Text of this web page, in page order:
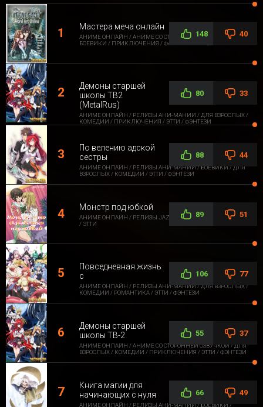
Мастера меча онлайн
АНИМЕ ОНЛАЙН / АНИМЕ СО СТОРОННЕЙ ОЗВУЧКОЙ /
БОЕВИКИ / ПРИКЛЮЧЕНИЯ / ФАНТАСТИКА / ФЭНТЕЗИ
148 40
Демоны старшей
школы ТВ2
(MetalRus)
АНИМЕ ОНЛАЙН / РЕЛИЗЫ АНИ-МАНИИ / ДЛЯ ВЗРОСЛЫХ /
КОМЕДИИ / ПРИКЛЮЧЕНИЯ / ЭТТИ / ФЭНТЕЗИ
80 33
По велению адской
сестры
АНИМЕ ОНЛАЙН / РЕЛИЗЫ АНИ-МАНИИ / БОЕВИКИ / ДЛЯ
ВЗРОСЛЫХ / КОМЕДИИ / ЭТТИ / ФЭНТЕЗИ
88 44
Монстр под юбкой
АНИМЕ ОНЛАЙН / РЕЛИЗЫ JAZZWAY ANIME / ДЛЯ ВЗРОСЛЫХ
/ ЭТТИ
89 51
Повседневная жизнь
с
АНИМЕ ОНЛАЙН / РЕЛИЗЫ АНИ-МАНИИ / ДЛЯ ВЗРОСЛЫХ /
КОМЕДИИ / РОМАНТИКА / ЭТТИ / ФЭНТЕЗИ
106 77
Демоны старшей
школы ТВ-2
АНИМЕ ОНЛАЙН / АНИМЕ СО СТОРОННЕЙ ОЗВУЧКОЙ / ДЛЯ
ВЗРОСЛЫХ / КОМЕДИИ / ПРИКЛЮЧЕНИЯ / ЭТТИ / ФЭНТЕЗИ
55 37
Книга магии для
начинающих с нуля
АНИМЕ ОНЛАЙН / РЕЛИЗЫ АНИ-МАНИИ / БОЕВИКИ /
66 49